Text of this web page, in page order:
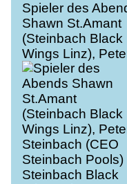
Spieler des
Shawn St.Amant
(Steinbach Black
Wings Linz),
Steinbach (CEO
Steinbach Pools)
Steinbach Black
Wings Linz vs EC
IDM
VSV, 2. Runde ICE
Eishockey Liga,
Linz AG Eisarena